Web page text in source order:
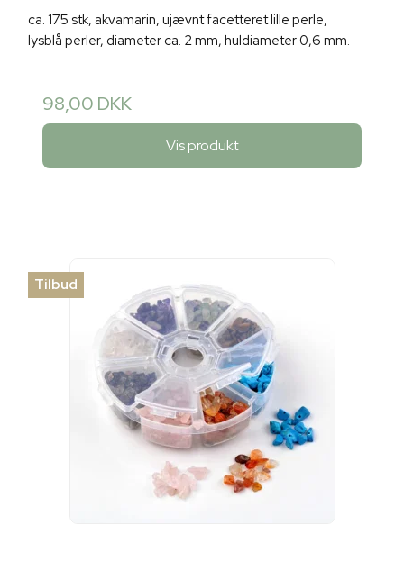
ca. 175 stk, akvamarin, ujævnt facetteret lille perle,
lysblå perler, diameter ca. 2 mm, huldiameter 0,6 mm.
98,00 DKK
Vis produkt
Tilbud